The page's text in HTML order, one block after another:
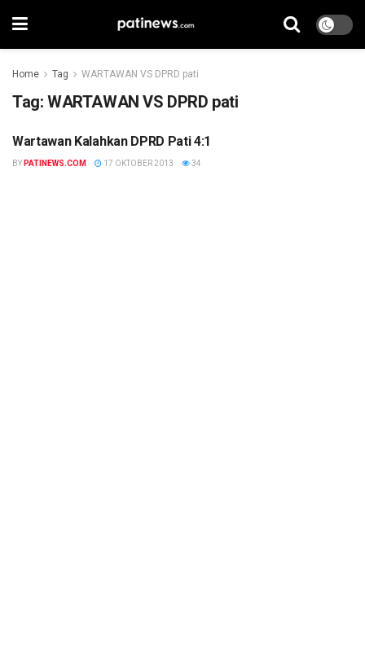
Home Tag WARTAWAN VS DPRD pati
Tag: WARTAWAN VS DPRD pati
BERITA
Wartawan Kalahkan DPRD Pati 4:1
BY PATINEWS.COM 17 OKTOBER 2013 34